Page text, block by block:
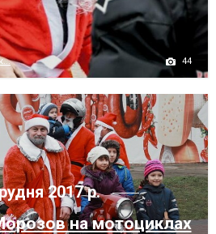
44
2017 р.
на мотоциклах